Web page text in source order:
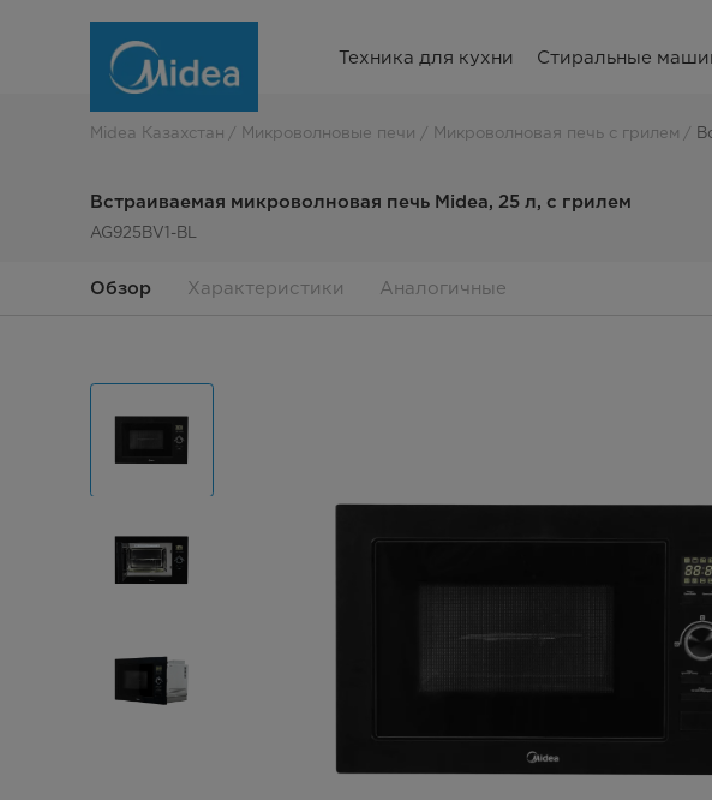
Встраиваемая
микроволновая
Техника для кухни Стиральные
Midea Казахстан Микроволновые печи Микроволновая печь с грилем
Встраиваемая микроволновая печь Midea, 25 л, с грилем
AG925BV1-BL
Обзор Характеристики Аналогичные